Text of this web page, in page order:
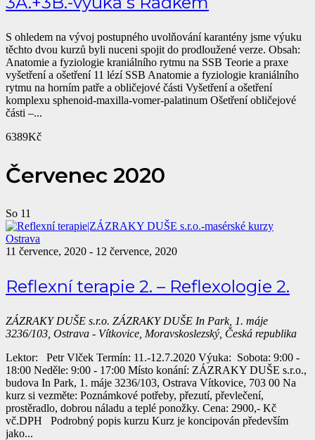
S ohledem na vývoj postupného uvolňování karantény jsme výuku
těchto dvou kurzů byli nuceni spojit do prodloužené verze. Obsah:
Anatomie a fyziologie kraniálního rytmu na SSB Teorie a praxe
vyšetření a ošetření 11 lézí SSB Anatomie a fyziologie kraniálního
rytmu na horním patře a obličejové části Vyšetření a ošetření
komplexu sphenoid-maxilla-vomer-palatinum Ošetření obličejové
části –...
6389Kč
Červenec 2020
So 11
11 července, 2020 - 12 července, 2020
Reflexní terapie 2. – Reflexologie 2.
ZÁZRAKY DUŠE s.r.o. ZÁZRAKY DUŠE In Park, 1. máje
3236/103, Ostrava - Vítkovice, Moravskoslezský, Česká republika
Lektor: Petr Vlček Termín: 11.-12.7.2020 Výuka: Sobota: 9:00 -
18:00 Neděle: 9:00 - 17:00 Místo konání: ZÁZRAKY DUŠE s.r.o.,
budova In Park, 1. máje 3236/103, Ostrava Vítkovice, 703 00 Na
kurz si vezměte: Poznámkové potřeby, přezutí, převlečení,
prostěradlo, dobrou náladu a teplé ponožky. Cena: 2900,- Kč
vč.DPH Podrobný popis kurzu Kurz je koncipován především
jako...